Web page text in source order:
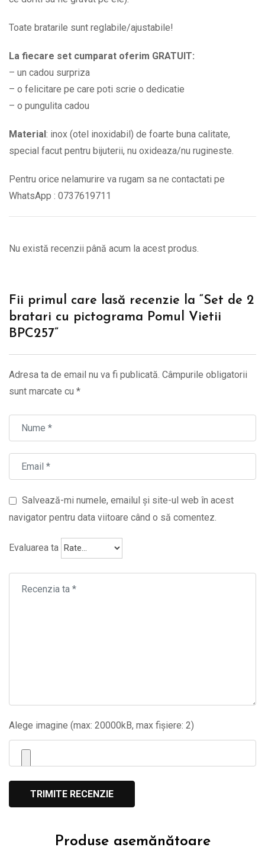
Toate bratarile sunt reglabile/ajustabile!
La fiecare set cumparat oferim GRATUIT:
– un cadou surpriza
– o felicitare pe care poti scrie o dedicatie
– o pungulita cadou
Material : inox (otel inoxidabil) de foarte buna calitate,
special facut pentru bijuterii, nu oxideaza/nu rugineste.
Pentru orice nelamurire va rugam sa ne contactati pe
WhatsApp : 0737619711
Nu există recenzii până acum la acest produs.
Fii primul care lasă recenzie la “Set de 2
bratari cu pictograma Pomul Vietii
BPC257”
Adresa ta de email nu va fi publicată. Câmpurile obligatorii
sunt marcate cu *
Salvează-mi numele, emailul și site-ul web în acest
navigator pentru data viitoare când o să comentez.
Evaluarea ta
Alege imagine (max: 20000kB, max fișiere: 2)
Produse asemănătoare